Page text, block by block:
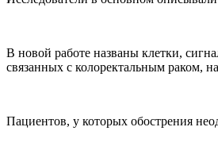
В новой работе названы клетки,
связанных с колоректальным раком,
Пациентов, у которых обострения